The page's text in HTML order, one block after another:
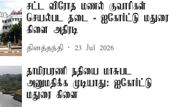
சட்ட விரோத மணல் குவாரிகள்
செயல்பட தடை - ஐகோர்ட்டு மதுரை
கிளை அதிரடி
தினத்தந்தி 23 Jul 2026
தாமிரபரணி நதியை மாசுபட
அனுமதிக்க முடியாது: ஐகோர்ட்டு
மதுரை கிளை